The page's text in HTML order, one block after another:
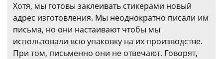
Хотя, мы готовы заклеивать стикерами новый
адрес изготовления. Мы неоднократно писали им
письма, но они настаивают чтобы мы
использовали всю упаковку на их производстве.
При том, письменно они не отвечают. Говорят,